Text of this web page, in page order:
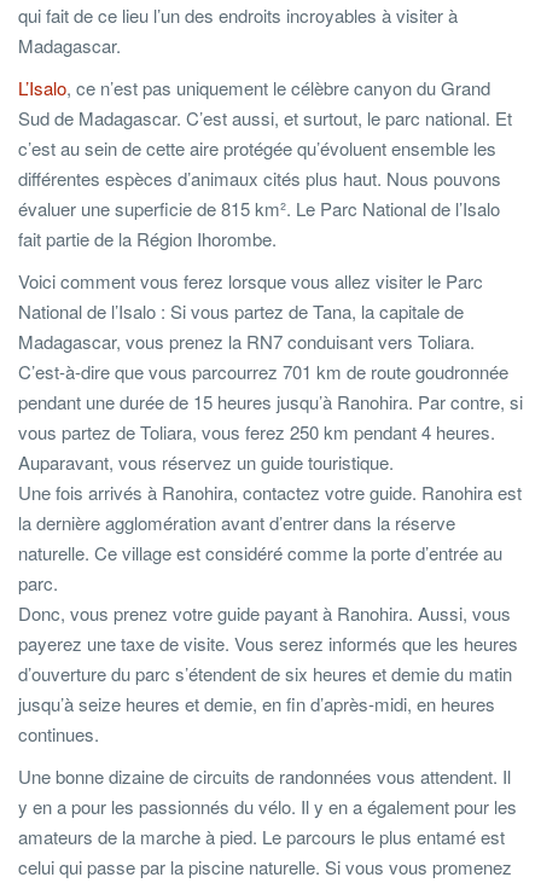
qui fait de ce lieu l’un des endroits incroyables à visiter à
Madagascar.
L’Isalo, ce n’est pas uniquement le célèbre canyon du Grand
Sud de Madagascar. C’est aussi, et surtout, le parc national. Et
c’est au sein de cette aire protégée qu’évoluent ensemble les
différentes espèces d’animaux cités plus haut. Nous pouvons
évaluer une superficie de 815 km². Le Parc National de l’Isalo
fait partie de la Région Ihorombe.
Voici comment vous ferez lorsque vous allez visiter le Parc
National de l’Isalo : Si vous partez de Tana, la capitale de
Madagascar, vous prenez la RN7 conduisant vers Toliara.
C’est-à-dire que vous parcourrez 701 km de route goudronnée
pendant une durée de 15 heures jusqu’à Ranohira. Par contre, si
vous partez de Toliara, vous ferez 250 km pendant 4 heures.
Auparavant, vous réservez un guide touristique.
Une fois arrivés à Ranohira, contactez votre guide. Ranohira est
la dernière agglomération avant d’entrer dans la réserve
naturelle. Ce village est considéré comme la porte d’entrée au
parc.
Donc, vous prenez votre guide payant à Ranohira. Aussi, vous
payerez une taxe de visite. Vous serez informés que les heures
d’ouverture du parc s’étendent de six heures et demie du matin
jusqu’à seize heures et demie, en fin d’après-midi, en heures
continues.
Une bonne dizaine de circuits de randonnées vous attendent. Il
y en a pour les passionnés du vélo. Il y en a également pour les
amateurs de la marche à pied. Le parcours le plus entamé est
celui qui passe par la piscine naturelle. Si vous vous promenez